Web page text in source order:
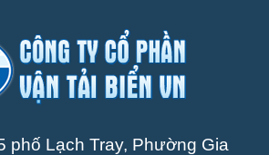
phố Lạch Tray, Phường Gia